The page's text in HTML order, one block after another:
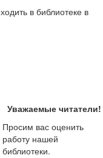
в библиотеке в
Уважаемые читатели!
Просим вас оценить
работу нашей
библиотеки.